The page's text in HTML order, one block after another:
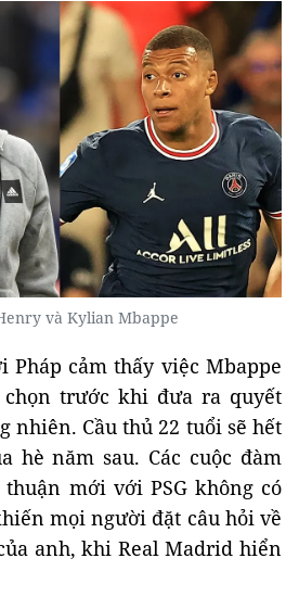
và Kylian Mbappe
Pháp cảm thấy việc Mbappe
trước khi đưa ra quyết
nhiên. Cầu thủ 22 tuổi sẽ hết
hè năm sau. Các cuộc đàm
mới với PSG không có
mọi người đặt câu hỏi về
anh, khi Real Madrid hiển